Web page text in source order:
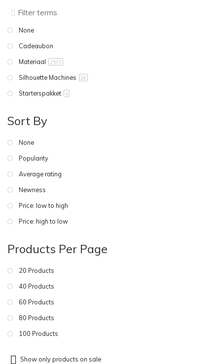
None
Cadeaubon
Materiaal
2577
Silhouette Machines 26
Starterspakket 4
Sort By
None
Popularity
Average rating
Newness
Price: low to high
Price: high to low
Products Per Page
20 Products
40 Products
60 Products
80 Products
100 Products
Show only products on sale